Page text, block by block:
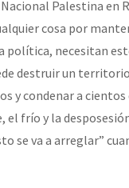
Palestina en
cosa por
política, necesitan
destruir un
y condenar a cientos
el frío y la
se va a arreglar”